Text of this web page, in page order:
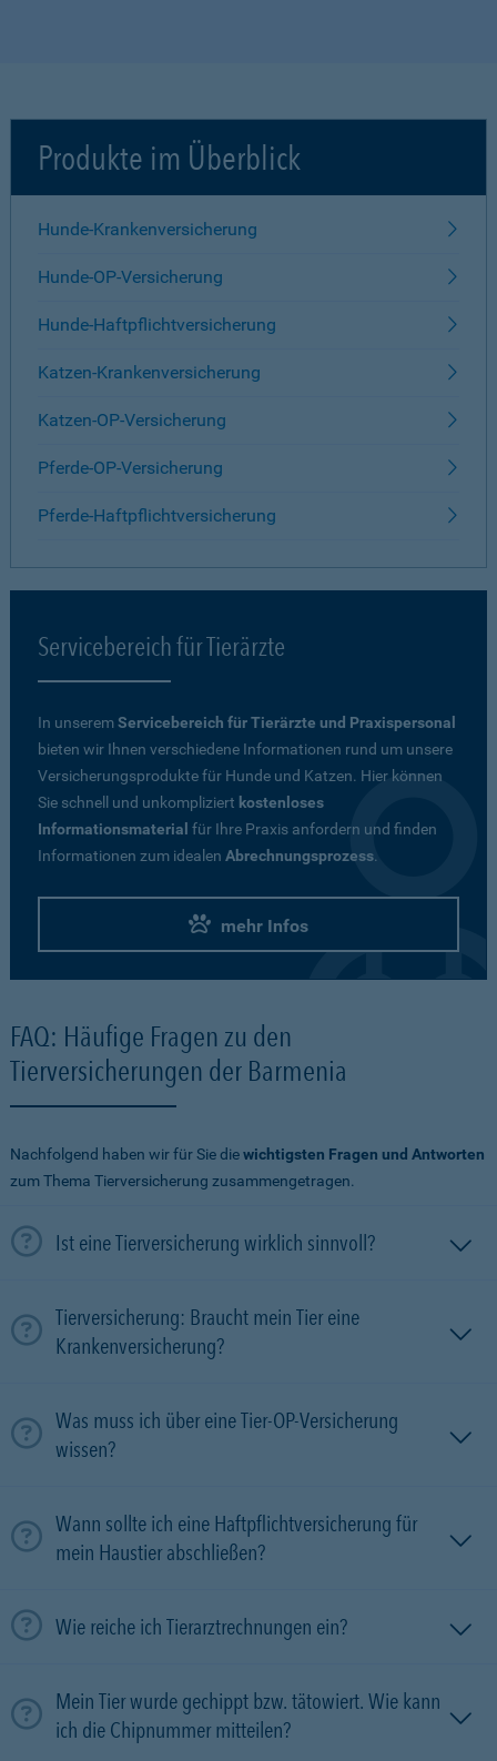
Produkte im Überblick
Hunde-Krankenversicherung
Hunde-OP-Versicherung
Hunde-Haftpflichtversicherung
Katzen-Krankenversicherung
Katzen-OP-Versicherung
Pferde-OP-Versicherung
Pferde-Haftpflichtversicherung
Servicebereich für Tierärzte
In unseremServicebereich für Tierärzte und Praxispersonal
bieten wir Ihnen verschiedene Informationen rund um unsere
Versicherungsprodukte für Hunde und Katzen. Hier können
Sie schnell und unkompliziert kostenloses
Informationsmaterial für Ihre Praxis anfordern und finden
Informationen zum idealen Abrechnungsprozess.
mehr Infos
FAQ: Häufige Fragen zu den
Tierversicherungen der Barmenia
Nachfolgend haben wir für Sie diewichtigsten Fragen und Antworten
zum Thema Tierversicherung zusammengetragen.
Ist eine Tierversicherung wirklich sinnvoll?
Tierversicherung: Braucht mein Tier eine
Krankenversicherung?
Was muss ich über eine Tier-OP-Versicherung
wissen?
Wann sollte ich eine Haftpflichtversicherung für
mein Haustier abschließen?
Wie reiche ich Tierarztrechnungen ein?
Mein Tier wurde gechippt bzw. tätowiert. Wie kann
ich die Chipnummer mitteilen?